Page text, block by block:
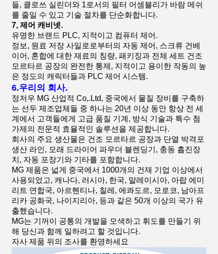
들, 클로쓰 실린더와 1로서의 필터 어셈블리가 바람 메쉬
를 줄일 수 있고 기술 절차를 단순화합니다.
7, 제어 캐비넷.
유명한 브랜드 PLC, 지적이고 컴퓨터 제어.
정보, 원료 저장 사일로로부터의 자동 제어, 스크류 건베
이어, 혼합에 대한 재료의 칭량, 패키징과 전체 세트 건조
모르타르 공장의 완전한 통제, 지적이고 용이한 작동의 높
은 정도의 캐릭터들과 PLC 제어 시스템.
6.우리의 회사.
정저우 MG 산업적 Co,.Ltd, 중국에서 물질 장비를 구축하
는 선두 제조업체들 중 하나는 20년 이상 동안 항상 전 세
계에서 고객들에게 고급 품질 기계, 방식 기술과 특수 첨
가제의 전문적 효율적인 솔루션을 제공합니다.
회사의 주요 생산물은 건조 모르타르 공장과 단열 박격포
생산 라인, 모래 드라이어 파우더 블렌딩기, 충동 흡진장
치, 자동 포장기와 기타를 포함합니다.
MG 제품은 넓게 중국에서 1000개의 건재 기업 이상에서
사용되었고, 캐나다, 러시아, 한국, 말레이시아, 아랍 에미
리트 연합국, 아르헨티나, 칠레, 에콰도르, 모로코, 남아프
리카 공화국, 나이지리아, 등과 같은 50개 이상의 국가 유
출했습니다.
MG는 기꺼이 공통의 개발을 모색하고 휘도를 만들기 위
해 당신과 함께 일하려고 할 것입니다.
자사 제품 위의 조사를 환영하세요